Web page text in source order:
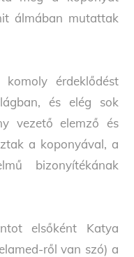
álmában mutattak
érdeklődést
és elég sok
vezető elemző és
a koponyával, a
bizonyítékának
elsőként Katya
ről van szó) a